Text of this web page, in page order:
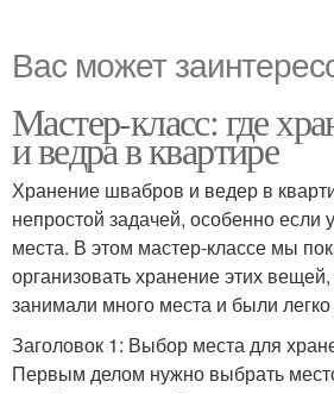
Вас может
Мастер-класс: где
и ведра в квартире
Хранение швабров и ведер в
непростой задачей, особенно если
места. В этом мастер-классе мы
организовать хранение этих
занимали много места и были
Заголовок 1: Выбор места для
Первым делом нужно выбрать